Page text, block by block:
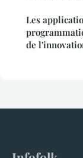
Les
de